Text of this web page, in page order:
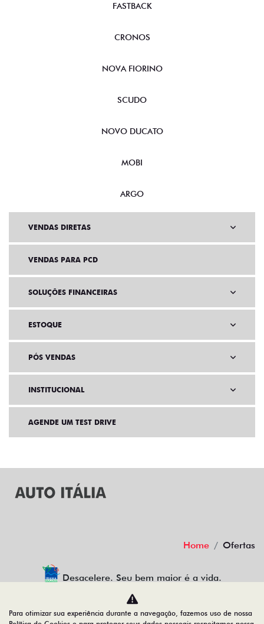
FASTBACK
CRONOS
NOVA FIORINO
SCUDO
NOVO DUCATO
MOBI
ARGO
VENDAS DIRETAS
VENDAS PARA PCD
SOLUÇÕES FINANCEIRAS
ESTOQUE
PÓS VENDAS
INSTITUCIONAL
AGENDE UM TEST DRIVE
Home Ofertas
Desacelere. Seu bem maior é a vida.
Para otimizar sua experiência durante a navegação, fazemos uso de nossa